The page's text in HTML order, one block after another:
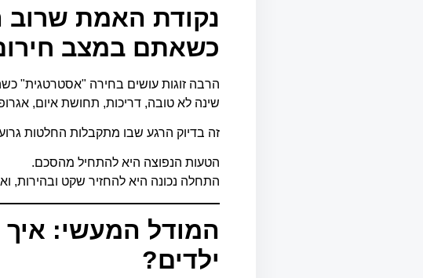
נקודת האמת שרוב
כשאתם במצב
הרבה זוגות עושים בחירה "אסטרטגית"
שינה לא טובה, דריכות, תחושת איום,
זה בדיוק הרגע שבו מתקבלות החלטות
הטעות הנפוצה היא להתחיל מהסכם.
התחלה נכונה היא להחזיר שקט ובהירות,
המודל המעשי: איך
ילדים?